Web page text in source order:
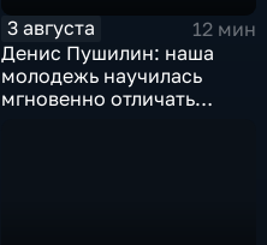
3 августа
12 мин
Денис Пушилин: наша
молодежь научилась
мгновенно отличать